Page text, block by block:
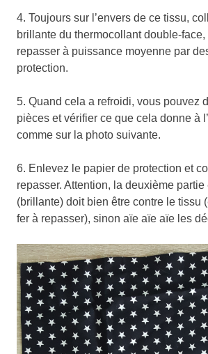
4. Toujours sur l’envers de ce tissu,
brillante du thermocollant double-face,
repasser à puissance moyenne par
protection.
5. Quand cela a refroidi, vous pouvez
pièces et vérifier ce que cela donne à
comme sur la photo suivante.
6. Enlevez le papier de protection et
repasser. Attention, la deuxième
(brillante) doit bien être contre le tissu
fer à repasser), sinon aïe aïe aïe les